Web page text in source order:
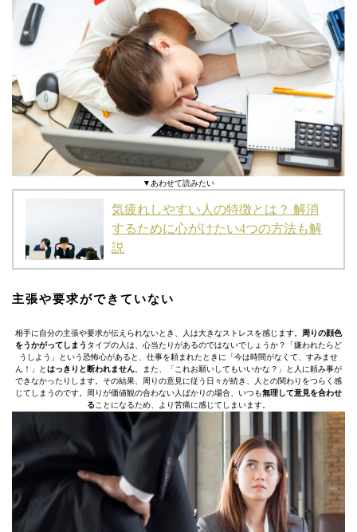
▼あわせて読みたい
気疲れしやすい人の特徴とは？ 解消
するために心がけたい4つの方法も解
説
主張や要求ができていない
相手に自分の主張や要求が伝えられないとき、人は大きなストレスを感じます。
周りの顔色
をうかがってしまう タイプの人は、心当たりがあるのではないでしょうか？「嫌われたらど
うしよう」という恐怖心があると、仕事を頼まれたときに「今は時間がなくて、すみませ
ん！」とはっきりと断われません 。また、「これお願いしてもいいかな？」と人に頼み事が
できなかったりします。その結果、周りの意見に従う日々が続き、人との関わりをつらく感
じてしまうのです。周りが価値観の合わない人ばかりの場合、いつも無理して意見を合わせ
る ことになるため、より苦痛に感じてしまいます。